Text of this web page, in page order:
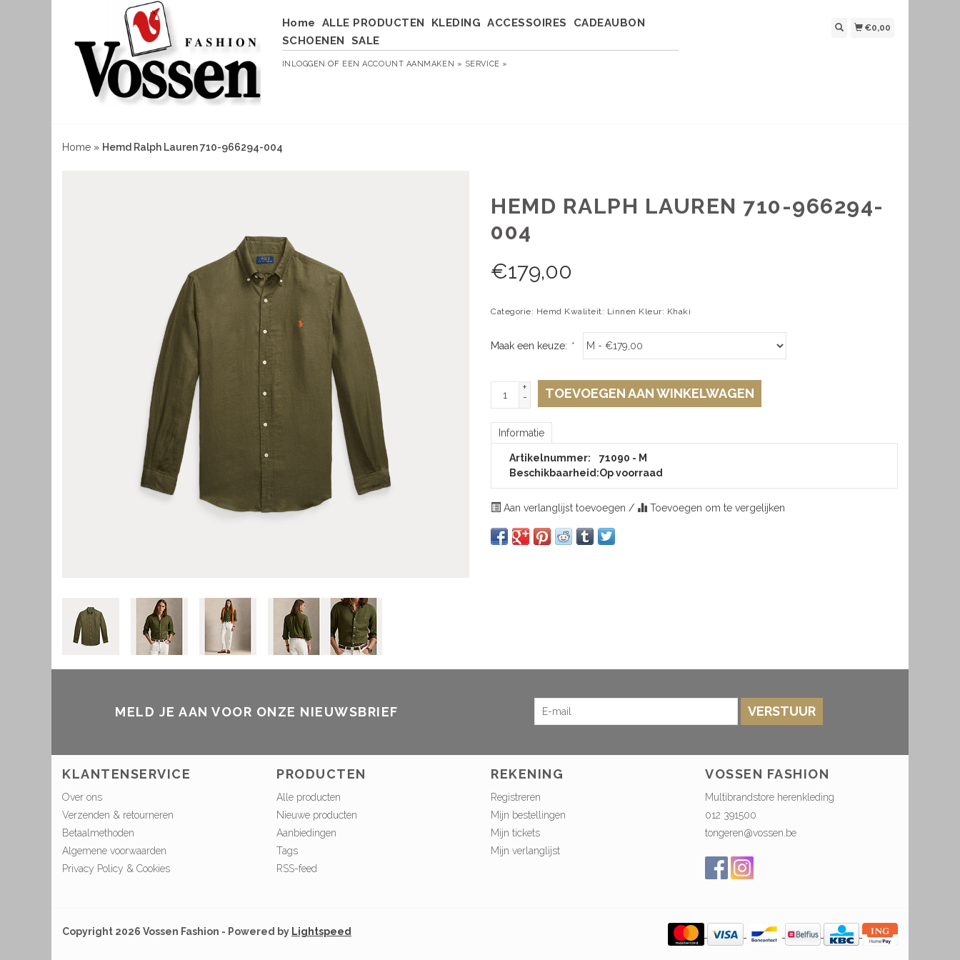
Home ALLE PRODUCTEN KLEDING ACCESSOIRES
CADEAUBON
SCHOENEN
SALE
INLOGGEN OF EEN ACCOUNT AANMAKEN » SERVICE »
€0,00
Home » Hemd Ralph Lauren 710-966294-004
HEMD RALPH LAUREN 710-966294-
004
€179,00
Categorie: Hemd Kwaliteit: Linnen Kleur: Khaki
Maak een keuze: *
+
-
TOEVOEGEN AAN WINKELWAGEN
Informatie
Artikelnummer:
71090 - M
Beschikbaarheid:Op voorraad
Aan verlanglijst toevoegen / Toevoegen om te vergelijken
MELD JE AAN VOOR ONZE NIEUWSBRIEF VERSTUUR
KLANTENSERVICE
Over ons
Verzenden & retourneren
Betaalmethoden
Algemene voorwaarden
Privacy Policy & Cookies
PRODUCTEN
Alle producten
Nieuwe producten
Aanbiedingen
Tags
RSS-feed
REKENING
Registreren
Mijn bestellingen
Mijn tickets
Mijn verlanglijst
VOSSEN FASHION
Multibrandstore herenkleding
012 391500
tongeren@vossen.be
Copyright 2026 Vossen Fashion - Powered by Lightspeed